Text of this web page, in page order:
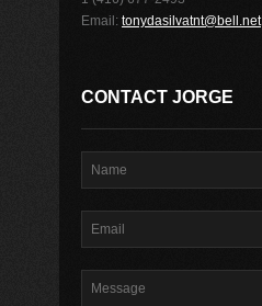
Email: tonydasilvatnt@bell.net
CONTACT JORGE